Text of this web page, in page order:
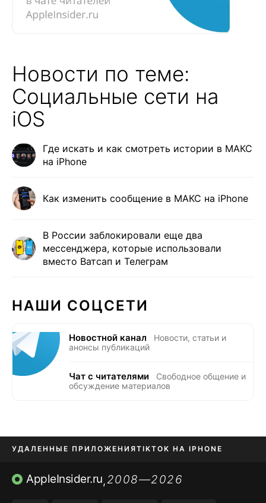
Новости по теме:
Социальные сети на
iOS
Где искать и как смотреть истории в МАКС
на iPhone
Как изменить сообщение в МАКС на iPhone
В России заблокировали еще два
мессенджера, которые использовали
вместо Ватсап и Телеграм
НАШИ СОЦСЕТИ
Новостной канал
Новости, статьи и
анонсы публикаций
Чат с читателями
Свободное общение и
обсуждение материалов
УДАЛЕННЫЕ ПРИЛОЖЕНИЯTIKTOK НА IPHONE
ПРИЛОЖЕНИЯ БЕЗ APP STORE
AppleInsider.ru,2008—2026